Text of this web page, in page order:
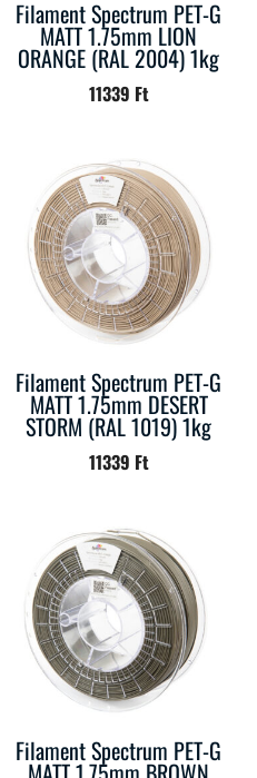
Filament Spectrum PET-G
MATT 1.75mm LION
ORANGE (RAL 2004) 1kg
11339 Ft
Filament Spectrum PET-G
MATT 1.75mm DESERT
STORM (RAL 1019) 1kg
11339 Ft
Filament Spectrum PET-G